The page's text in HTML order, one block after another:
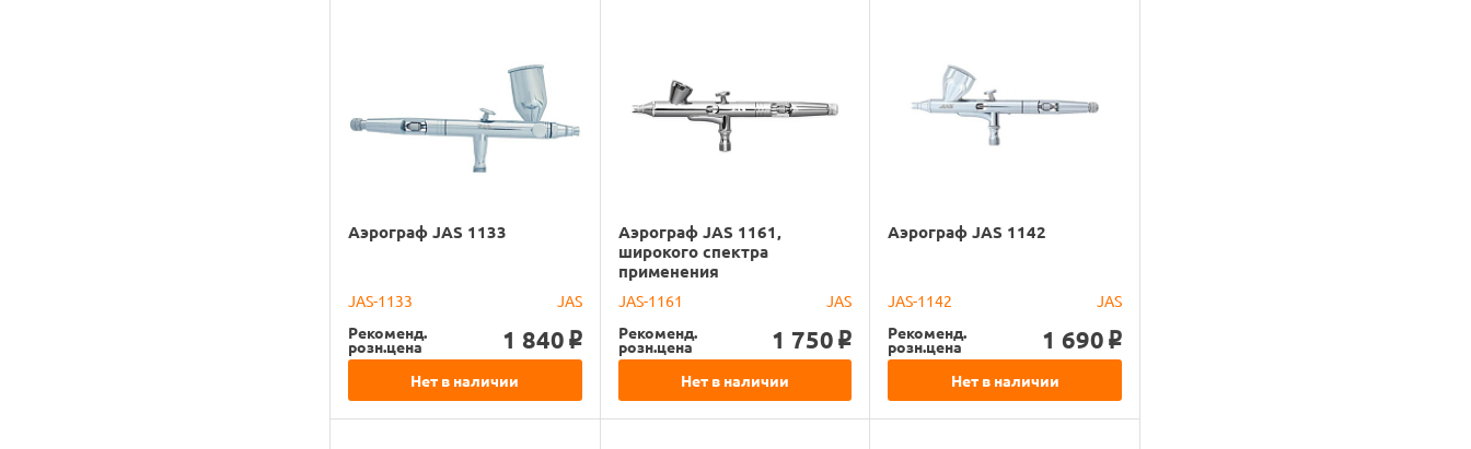
Аэрограф JAS 1133
JAS-1133
JAS
Рекоменд.
розн.цена 1 840 o
Нет в наличии
Аэрограф JAS 1161,
широкого спектра
применения
JAS-1161
JAS
Рекоменд.
розн.цена 1 750 o
Нет в наличии
Аэрограф JAS 1142
JAS-1142
JAS
Рекоменд.
розн.цена 1 690 o
Нет в наличии